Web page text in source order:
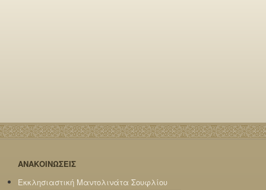
ΑΝΑΚΟΙΝΩΣΕΙΣ
Εκκλησιαστική Μαντολινάτα Σουφλίου